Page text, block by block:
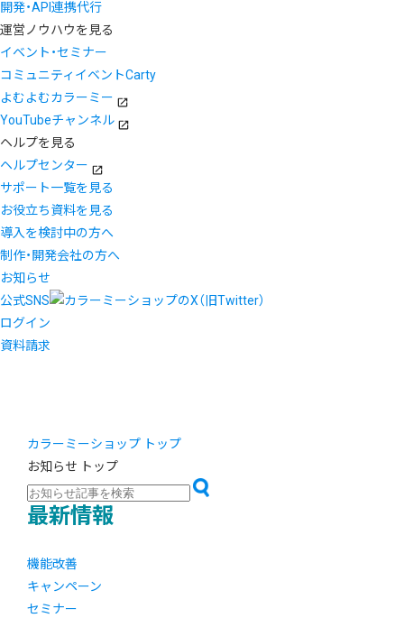
開発・API連携代行
運営ノウハウを見る
イベント・セミナー
コミュニティイベントCarty
よむよむカラーミー
YouTubeチャンネル
ヘルプを見る
ヘルプセンター
サポート一覧を見る
お役立ち資料を見る
導入を検討中の方へ
制作・開発会社の方へ
お知らせ
公式SNS
ログイン
資料請求
カラーミーショップ トップ
お知らせ トップ
最新情報
機能改善
キャンペーン
セミナー